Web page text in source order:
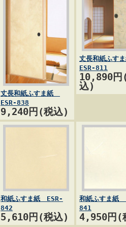
丈長和紙ふすま紙
ESR-838
9,240円(税込)
丈長和紙ふす
ESR-811
10,890円
込)
和紙ふすま紙 ESR-
842
5,610円(税込)
和紙ふすま紙
841
4,950円(